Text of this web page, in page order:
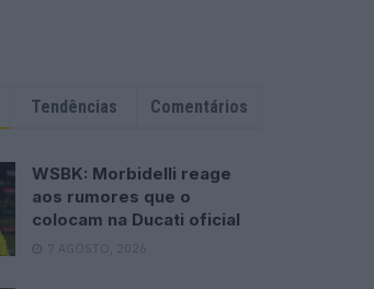
Tendências Comentários
WSBK: Morbidelli reage
aos rumores que o
colocam na Ducati oficial
7 AGOSTO, 2026